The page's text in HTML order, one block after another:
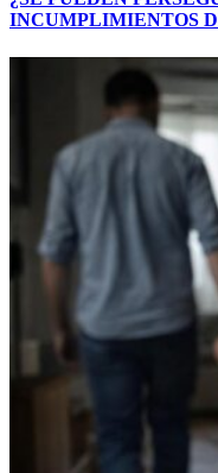
INCUMPLIMIENTOS